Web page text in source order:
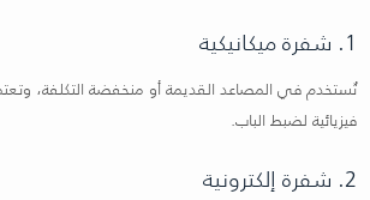
1. شفرة ميكانيكية
تُستخدم في المصاعد القديمة أو منخفضة التكلفة،
فيزيائية لضبط الباب.
2. شفرة إلكترونية